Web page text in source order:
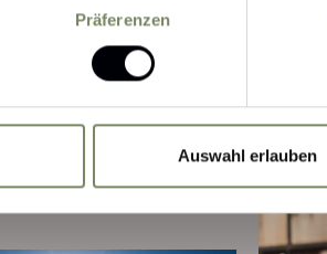
Präferenzen
Auswahl erlauben